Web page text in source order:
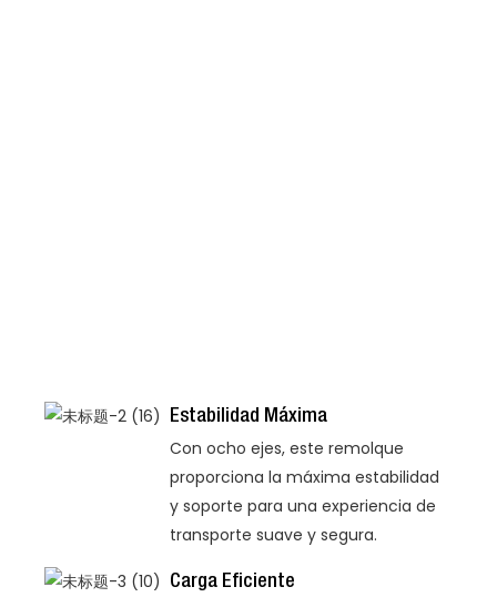
Estabilidad Máxima
Con ocho ejes, este remolque
proporciona la máxima estabilidad
y soporte para una experiencia de
transporte suave y segura.
Carga Eficiente